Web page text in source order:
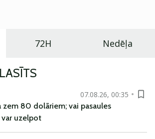
72H Nedēļa
07.08.26, 00:35
zem 80 dolāriem; vai pasaules
uzelpot